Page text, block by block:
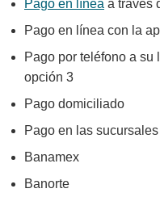
Pago en línea a través
Pago en línea con la
Pago por teléfono a su
opción 3
Pago domiciliado
Pago en las
Banamex
Banorte